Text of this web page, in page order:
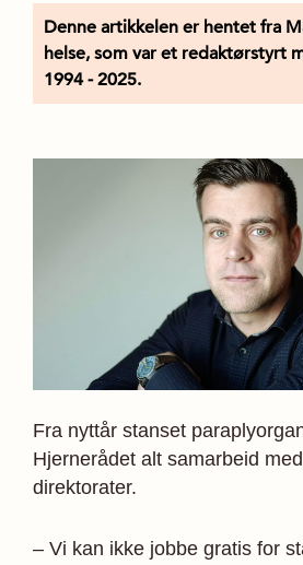
Denne artikkelen er hentet fra
helse, som var et redaktørstyrt
1994 - 2025.
Fra nyttår stanset
Hjernerådet alt samarbeid
direktorater.
– Vi kan ikke jobbe gratis for